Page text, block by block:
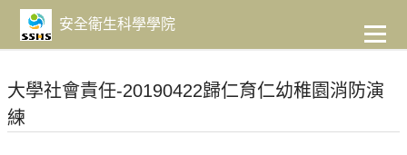
主
要
容
安全衛生科學學院
大學社會責任-20190422歸仁育仁幼稚園消防演
練